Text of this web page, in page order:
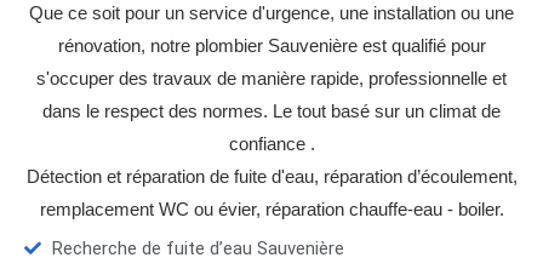
Que ce soit pour un service d'urgence, une installation ou une
rénovation, notre plombier Sauvenière est qualifié pour
s'occuper des travaux de manière rapide, professionnelle et
dans le respect des normes. Le tout basé sur un climat de
confiance .
Détection et réparation de fuite d'eau, réparation d’écoulement,
remplacement WC ou évier, réparation chauffe-eau - boiler.
Recherche de fuite d’eau Sauvenière